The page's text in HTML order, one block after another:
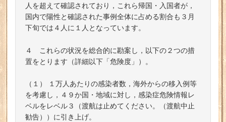
人を超えて確認されており，これら帰国・入国者が，
国内で陽性と確認された事例全体に占める割合も３月
下旬では４人に１人となっています。
４ これらの状況を総合的に勘案し，以下の２つの措
置をとります（詳細以下「危険度」）。
（１） １万人あたりの感染者数，海外からの移入例等
を考慮し，４９か国・地域に対し，感染症危険情報レ
ベルをレベル３（渡航は止めてください。（渡航中止
勧告））に引き上げ。